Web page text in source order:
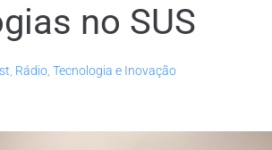
no SUS
Rádio Tecnologia e Inovação